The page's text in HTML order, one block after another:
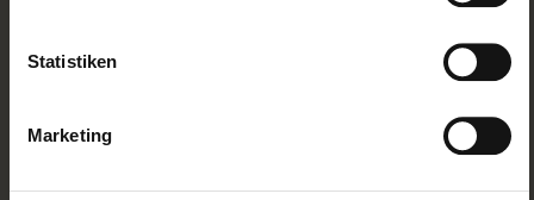
Statistiken
Marketing